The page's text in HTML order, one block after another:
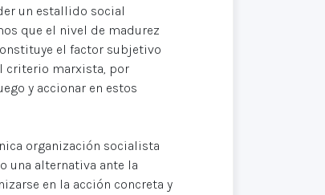
un estallido social
que el nivel de madurez
el factor subjetivo
criterio marxista, por
y accionar en estos
organización socialista
una alternativa ante la
en la acción concreta y